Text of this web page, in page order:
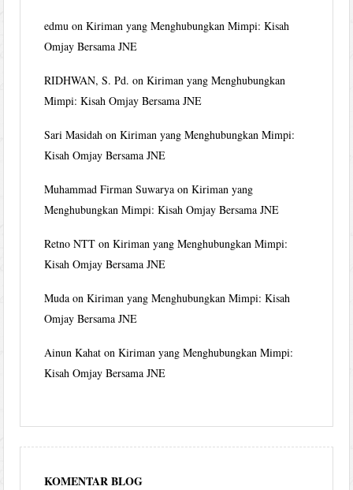
edmu onKiriman yang Menghubungkan Mimpi: Kisah
Omjay Bersama JNE
RIDHWAN, S. Pd. onKiriman yang Menghubungkan
Mimpi: Kisah Omjay Bersama JNE
Sari Masidah onKiriman yang Menghubungkan Mimpi:
Kisah Omjay Bersama JNE
Muhammad Firman Suwarya onKiriman yang
Menghubungkan Mimpi: Kisah Omjay Bersama JNE
Retno NTT onKiriman yang Menghubungkan Mimpi:
Kisah Omjay Bersama JNE
Muda onKiriman yang Menghubungkan Mimpi: Kisah
Omjay Bersama JNE
Ainun Kahat onKiriman yang Menghubungkan Mimpi:
Kisah Omjay Bersama JNE
KOMENTAR BLOG